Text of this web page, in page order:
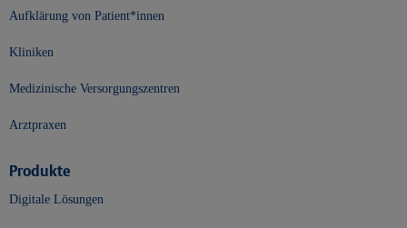
Aufklärung von Patient*innen
Kliniken
Medizinische Versorgungszentren
Arztpraxen
Produkte
Digitale Lösungen